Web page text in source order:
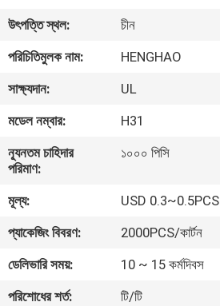
VR
প্রদর্শন
আমাদের
সম্পর্কে
কারখানা
ভ্রমণ
মান
নিয়ন্ত্রণ
উৎপত্তি স্থল:
চীন
পরিচিতিমুলক নাম:
HENGHAO
সাক্ষ্যদান:
UL
মডেল নম্বার:
H31
ন্যূনতম চাহিদার
পরিমাণ:
১০০০ পিসি
মূল্য:
USD 0.3~0.5PCS
প্যাকেজিং বিবরণ:
2000PCS/কার্টন
ডেলিভারি সময়:
10 ~ 15 কর্মদিবস
পরিশোধের শর্ত:
টি/টি